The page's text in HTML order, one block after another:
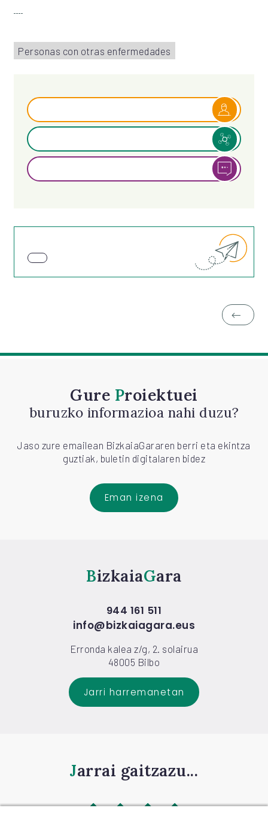
Personas con otras enfermedades
Gure Proiektuei
buruzko informazioa nahi duzu?
Jaso zure emailean BizkaiaGararen berri eta ekintza
guztiak, buletin digitalaren bidez
Eman izena
Bizkaia Gara
944 161 511
info@bizkaiagara.eus
Erronda kalea z/g, 2. solairua
48005 Bilbo
Jarri harremanetan
Jarrai gaitzazu...